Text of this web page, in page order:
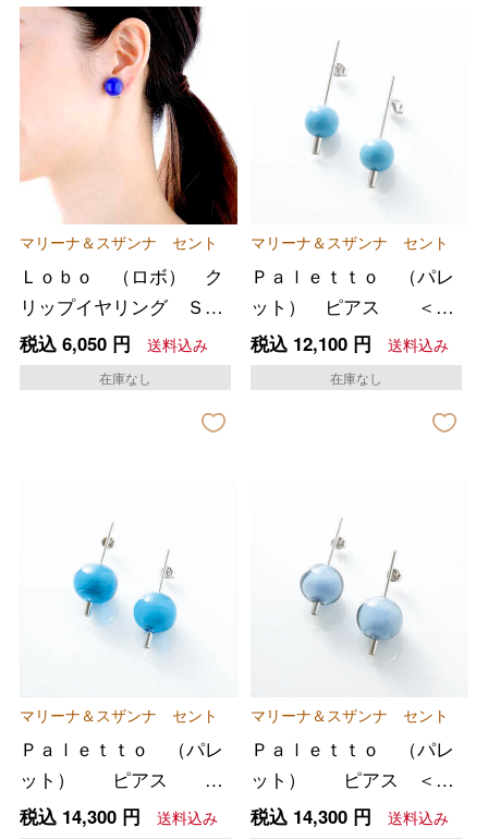
マリーナ＆スザンナ セント
Ｌｏｂｏ （ロボ） ク
リップイヤリング Ｓサ
イズ ＜ブルー＞
税込 6,050円 送料込み
在庫なし
マリーナ＆スザンナ セント
Ｐａｌｅｔｔｏ （パレ
ット） ピアス ＜タ
ーコイズブルー＞
税込 12,100円 送料込み
在庫なし
マリーナ＆スザンナ セント
Ｐａｌｅｔｔｏ （パレ
ット） ピアス ＜
ブルー＞
税込 14,300円 送料込み
マリーナ＆スザンナ セント
Ｐａｌｅｔｔｏ （パレ
ット） ピアス ＜グ
レーブルー＞
税込 14,300円 送料込み